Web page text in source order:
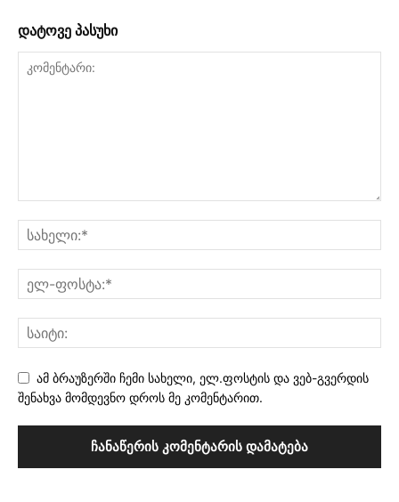
დატოვე პასუხი
ამ ბრაუზერში ჩემი სახელი, ელ.ფოსტის და ვებ-გვერდის
შენახვა მომდევნო დროს მე კომენტარით.